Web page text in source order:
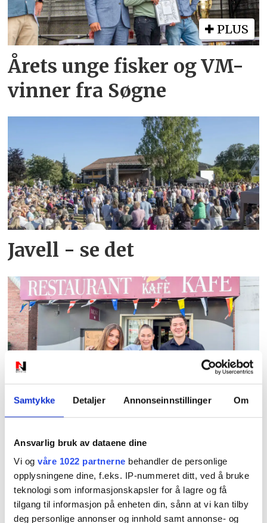
Samtykke Detaljer Annonseinnstillinger Om
Ansvarlig bruk av dataene dine
Vi og våre 1022 partnerne behandler de personlige
opplysningene dine, f.eks. IP-nummeret ditt, ved å bruke
teknologi som informasjonskapsler for å lagre og få
tilgang til informasjon på enheten din, sånn at vi kan tilby
deg personlige annonser og innhold samt annonse- og
PLUS
Årets unge fisker og VM-
vinner fra Søgne
Javell - se det
PLUS
For denne familien er
Gunders mer enn en
arbeidsplass